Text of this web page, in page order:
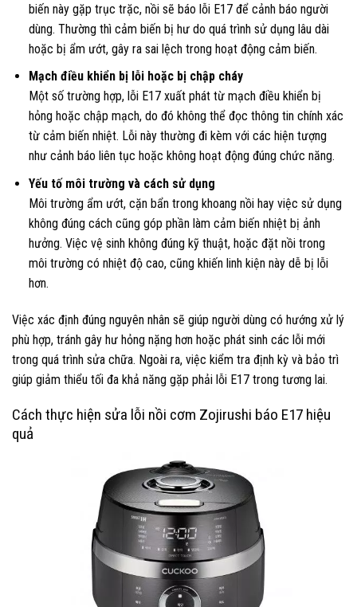
biến này gặp trục trặc, nồi sẽ báo lỗi E17 để cảnh báo người
dùng. Thường thì cảm biến bị hư do quá trình sử dụng lâu dài
hoặc bị ẩm ướt, gây ra sai lệch trong hoạt động cảm biến.
Mạch điều khiển bị lỗi hoặc bị chập cháy
Một số trường hợp, lỗi E17 xuất phát từ mạch điều khiển bị
hỏng hoặc chập mạch, do đó không thể đọc thông tin chính xác
từ cảm biến nhiệt. Lỗi này thường đi kèm với các hiện tượng
như cảnh báo liên tục hoặc không hoạt động đúng chức năng.
Yếu tố môi trường và cách sử dụng
Môi trường ẩm ướt, cặn bẩn trong khoang nồi hay việc sử dụng
không đúng cách cũng góp phần làm cảm biến nhiệt bị ảnh
hưởng. Việc vệ sinh không đúng kỹ thuật, hoặc đặt nồi trong
môi trường có nhiệt độ cao, cũng khiến linh kiện này dễ bị lỗi
hơn.
Việc xác định đúng nguyên nhân sẽ giúp người dùng có hướng xử lý
phù hợp, tránh gây hư hỏng nặng hơn hoặc phát sinh các lỗi mới
trong quá trình sửa chữa. Ngoài ra, việc kiểm tra định kỳ và bảo trì
giúp giảm thiểu tối đa khả năng gặp phải lỗi E17 trong tương lai.
Cách thực hiện sửa lỗi nồi cơm Zojirushi báo E17 hiệu
quả